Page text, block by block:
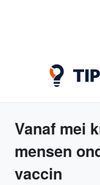
Vanaf mei
mensen
vaccin